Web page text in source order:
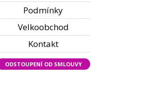
Podmínky
Velkoobchod
Kontakt
ODSTOUPENÍ OD SMLOUVY